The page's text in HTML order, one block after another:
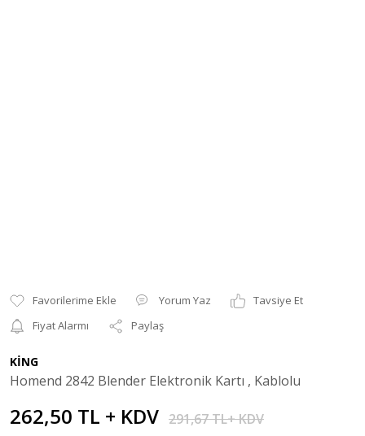
Yorum Yaz
Tavsiye Et
Fiyat Alarmı
Paylaş
KİNG
Homend 2842 Blender Elektronik Kartı , Kablolu
262,50 TL + KDV 291,67 TL+ KDV